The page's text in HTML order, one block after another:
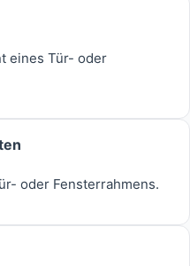
eines Tür- oder
oder Fensterrahmens.